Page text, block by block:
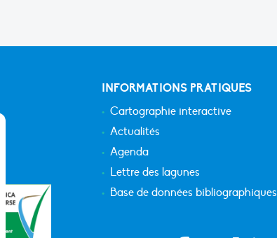
INFORMATIONS PRATIQUES
Cartographie interactive
Actualités
Agenda
Lettre des lagunes
Base de données bibliographiques